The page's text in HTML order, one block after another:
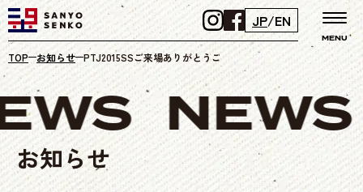
JP/EN
MENU
TOP お知らせ PTJ2015SSご来場ありがとうございました
NEWS
お知らせ